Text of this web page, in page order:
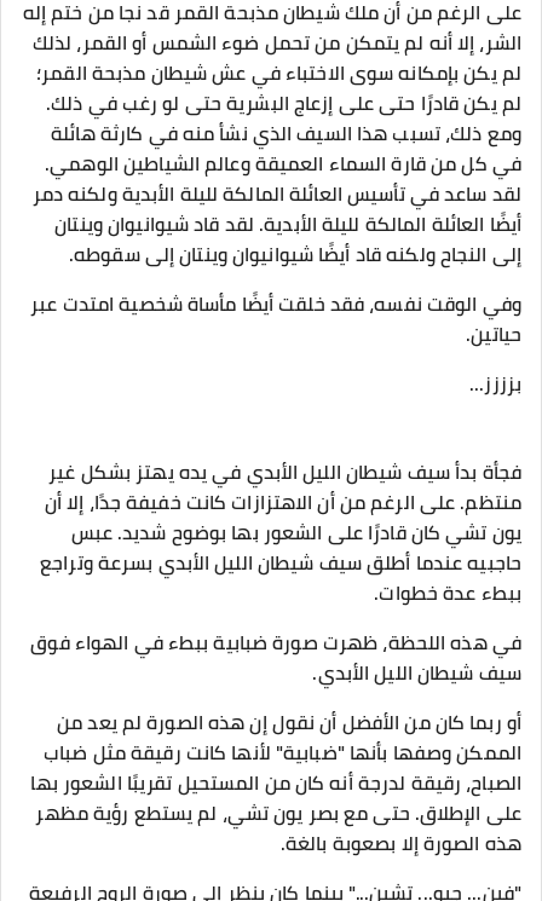
على الرغم من أن ملك شيطان مذبحة القمر قد نجا من ختم إله
الشر، إلا أنه لم يتمكن من تحمل ضوء الشمس أو القمر، لذلك
لم يكن بإمكانه سوى الاختباء في عش شيطان مذبحة القمر؛
لم يكن قادرًا حتى على إزعاج البشرية حتى لو رغب في ذلك.
ومع ذلك، تسبب هذا السيف الذي نشأ منه في كارثة هائلة
في كل من قارة السماء العميقة وعالم الشياطين الوهمي.
لقد ساعد في تأسيس العائلة المالكة لليلة الأبدية ولكنه دمر
أيضًا العائلة المالكة لليلة الأبدية. لقد قاد شيوانيوان وينتان
إلى النجاح ولكنه قاد أيضًا شيوانيوان وينتان إلى سقوطه.
وفي الوقت نفسه، فقد خلقت أيضًا مأساة شخصية امتدت عبر
حياتين.
بزززز...
فجأة بدأ سيف شيطان الليل الأبدي في يده يهتز بشكل غير
منتظم. على الرغم من أن الاهتزازات كانت خفيفة جدًا، إلا أن
يون تشي كان قادرًا على الشعور بها بوضوح شديد. عبس
حاجبيه عندما أطلق سيف شيطان الليل الأبدي بسرعة وتراجع
ببطء عدة خطوات.
في هذه اللحظة، ظهرت صورة ضبابية ببطء في الهواء فوق
سيف شيطان الليل الأبدي.
أو ربما كان من الأفضل أن نقول إن هذه الصورة لم يعد من
الممكن وصفها بأنها "ضبابية" لأنها كانت رقيقة مثل ضباب
الصباح، رقيقة لدرجة أنه كان من المستحيل تقريبًا الشعور بها
على الإطلاق. حتى مع بصر يون تشي، لم يستطع رؤية مظهر
هذه الصورة إلا بصعوبة بالغة.
"فين... جيو... تشين..." بينما كان ينظر إلى صورة الروح الرفيعة